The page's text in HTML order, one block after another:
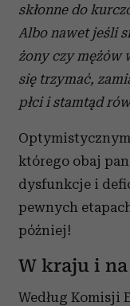
skłonne do
Albo nawet jeśli
żony czy mężów
się trzymać,
płci i stamtąd
którego obaj
dysfunkcje i
pewnych
później!
W kraju i
Według Komisji